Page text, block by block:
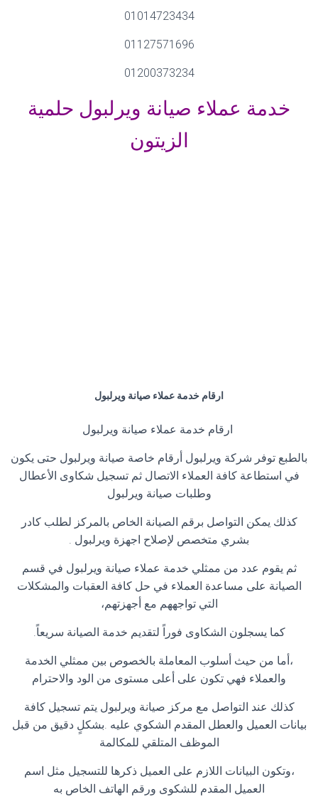
01014723434
01127571696
01200373234
خدمة عملاء صيانة ويرلبول حلمية
الزيتون
ارقام خدمة عملاء صيانة ويرلبول
ارقام خدمة عملاء صيانة ويرلبول
بالطبع توفر شركة ويرلبول أرقام خاصة صيانة ويرلبول حتى يكون
في استطاعة كافة العملاء الاتصال ثم تسجيل شكاوى الأعطال
وطلبات صيانة ويرلبول
كذلك يمكن التواصل برقم الصيانة الخاص بالمركز لطلب كادر
بشري متخصص لإصلاح اجهزة ويرلبول .
ثم يقوم عدد من ممثلي خدمة عملاء صيانة ويرلبول في قسم
الصيانة على مساعدة العملاء في حل كافة العقبات والمشكلات
التي تواجههم مع أجهزتهم،
كما يسجلون الشكاوى فوراً لتقديم خدمة الصيانة سريعاً.
،أما من حيث أسلوب المعاملة بالخصوص بين ممثلي الخدمة
والعملاء فهي تكون على أعلى مستوى من الود والاحترام
كذلك عند التواصل مع مركز صيانة ويرلبول يتم تسجيل كافة
بيانات العميل والعطل المقدم الشكوي عليه .بشكلٍ دقيق من قبل
الموظف المتلقي للمكالمة
،وتكون البيانات اللازم على العميل ذكرها للتسجيل مثل اسم
العميل المقدم للشكوى ورقم الهاتف الخاص به